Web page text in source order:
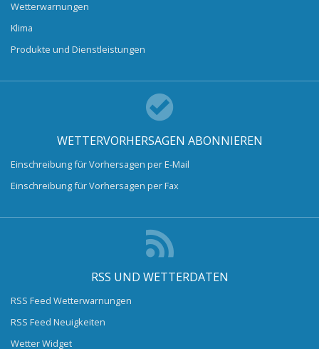
Wetterwarnungen
Klima
Produkte und Dienstleistungen
WETTERVORHERSAGEN ABONNIEREN
Einschreibung für Vorhersagen per E-Mail
Einschreibung für Vorhersagen per Fax
RSS UND WETTERDATEN
RSS Feed Wetterwarnungen
RSS Feed Neuigkeiten
Wetter Widget